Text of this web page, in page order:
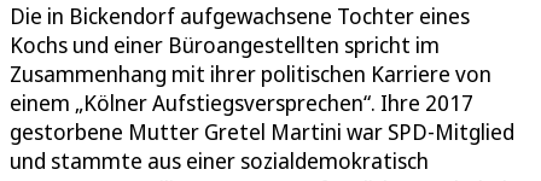
Die in Bickendorf aufgewachsene Tochter eines
Kochs und einer Büroangestellten spricht im
Zusammenhang mit ihrer politischen Karriere von
einem „Kölner Aufstiegsversprechen“. Ihre 2017
gestorbene Mutter Gretel Martini war SPD-Mitglied
und stammte aus einer sozialdemokratisch